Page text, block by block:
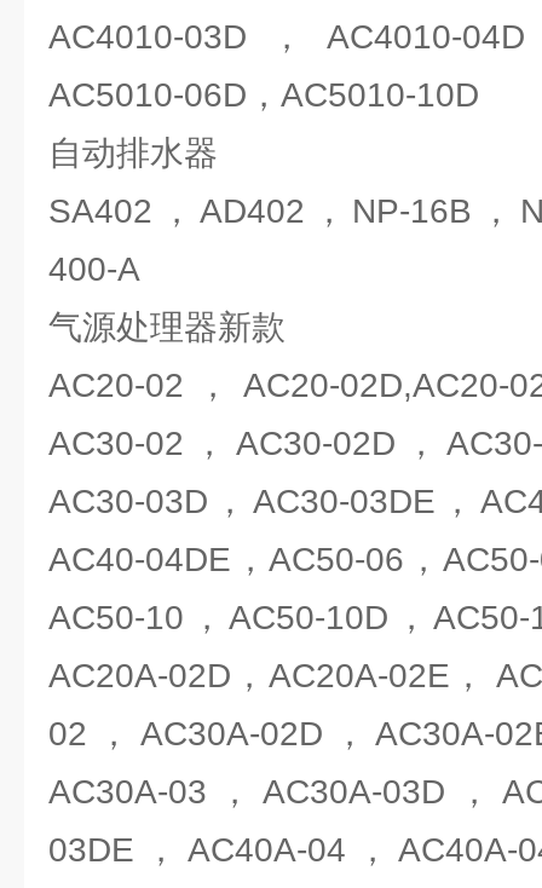
AC4010-03D，AC4010-
AC5010-06D，AC5010-10D
自动排水器
SA402，AD402，NP-16B，
400-A
气源处理器新款
AC20-02，AC20-02D,AC20-
AC30-02，AC30-02D，
AC30-03D，AC30-03DE，
AC40-04DE，AC50-06，
AC50-10，AC50-10D，
AC20A-02D，AC20A-02E，
02，AC30A-02D，AC30A-
AC30A-03，AC30A-03D，
03DE，AC40A-04，AC40A-